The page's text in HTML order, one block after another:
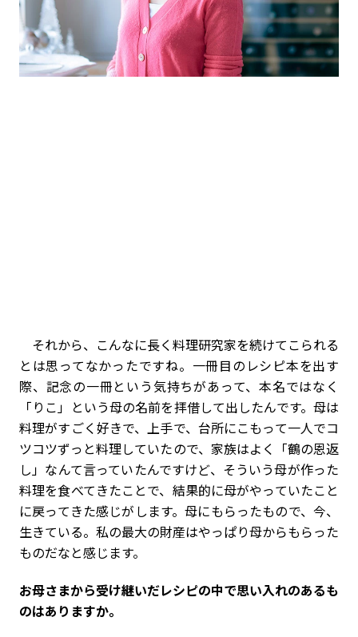
それから、こんなに長く料理研究家を続けてこられる
とは思ってなかったですね。一冊目のレシピ本を出す
際、記念の一冊という気持ちがあって、本名ではなく
「りこ」という母の名前を拝借して出したんです。母は
料理がすごく好きで、上手で、台所にこもって一人でコ
ツコツずっと料理していたので、家族はよく「鶴の恩返
し」なんて言っていたんですけど、そういう母が作った
料理を食べてきたことで、結果的に母がやっていたこと
に戻ってきた感じがします。母にもらったもので、今、
生きている。私の最大の財産はやっぱり母からもらった
ものだなと感じます。
――お母さまから受け継いだレシピの中で思い入れのあるも
のはありますか。